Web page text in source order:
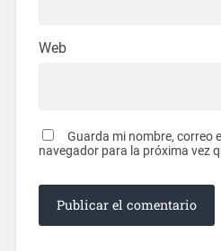
Web
Guarda mi nombre, correo
navegador para la próxima vez